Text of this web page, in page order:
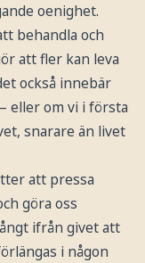
oenighet.
behandla och
att fler kan leva
också innebär
eller om vi i första
snarare än livet
att pressa
göra oss
ifrån givet att
i någon